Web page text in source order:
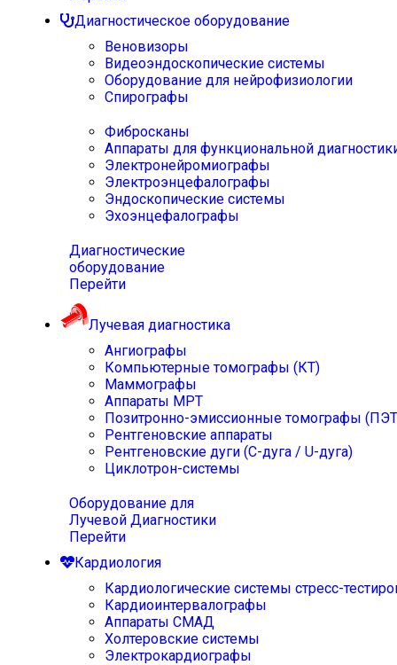
Диагностическое оборудование
Веновизоры
Видеоэндоскопические системы
Оборудование для нейрофизиологии
Спирографы
Фибросканы
Аппараты для функциональной
Электронейромиографы
Электроэнцефалографы
Эндоскопические системы
Эхоэнцефалографы
Диагностические
оборудование
Перейти
Лучевая диагностика
Ангиографы
Компьютерные томографы (КТ)
Маммографы
Аппараты МРТ
Позитронно-эмиссионные томографы
Рентгеновские аппараты
Рентгеновские дуги (С-дуга / U-дуга)
Циклотрон-системы
Оборудование для
Лучевой Диагностики
Перейти
Кардиология
Кардиологические системы стресс-
Кардиоинтервалографы
Аппараты СМАД
Холтеровские системы
Электрокардиографы